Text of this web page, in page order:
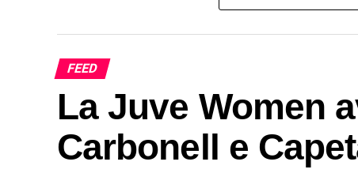
FEED
La Juve Women
Carbonell e